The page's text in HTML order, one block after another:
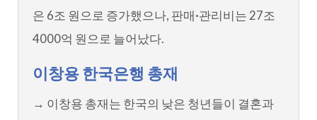
은 6조 원으로 증가했으나, 판매·관리비는 27조
4000억 원으로 늘어났다.
이창용 한국은행 총재
→ 이창용 총재는 한국의 낮은 청년들이 결혼과